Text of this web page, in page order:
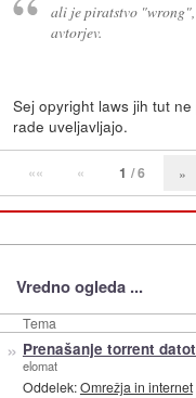
ali je piratstvo "wrong",
avtorjev.
Sej opyright laws jih tut
rade uveljavljajo.
«« « 1 / 6 »
Vredno ogleda ...
Tema
» Prenašanje torrent
elomat
Oddelek:Omrežja in internet